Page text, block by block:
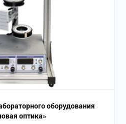
оборудования
оптика»